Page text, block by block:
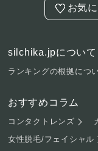
お気
silchika.jpについて
ランキングの根拠につ
おすすめコラム
コンタクトレンズ
女性脱毛/フェイシャル